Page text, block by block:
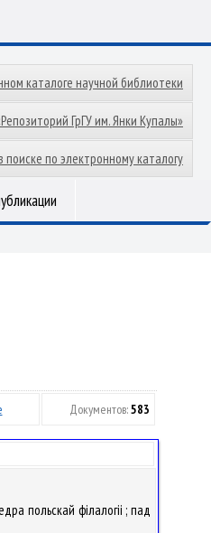
каталоге научной библиотеки
ГрГУ им. Янки Купалы»
поиске по электронному каталогу
Документов:583
польскай філалогіі ; пад